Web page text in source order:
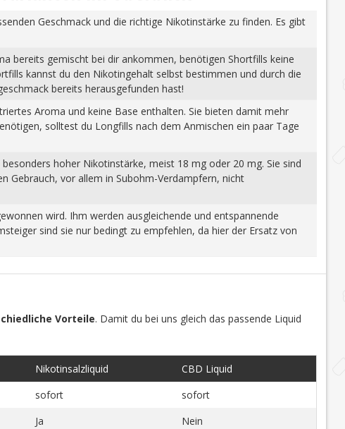
Geschmack und die richtige Nikotinstärke zu finden. Es gibt
bereits gemischt bei dir ankommen, benötigen Shortfills keine
kannst du den Nikotingehalt selbst bestimmen und durch die
bereits herausgefunden hast!
Aroma und keine Base enthalten. Sie bieten damit mehr
solltest du Longfills nach dem Anmischen ein paar Tage
hoher Nikotinstärke, meist 18 mg oder 20 mg. Sie sind
Gebrauch, vor allem in Subohm-Verdampfern, nicht
wird. Ihm werden ausgleichende und entspannende
sind sie nur bedingt zu empfehlen, da hier der Ersatz von
Vorteile. Damit du bei uns gleich das passende Liquid
Nikotinsalzliquid
CBD Liquid
sofort
sofort
Ja
Nein